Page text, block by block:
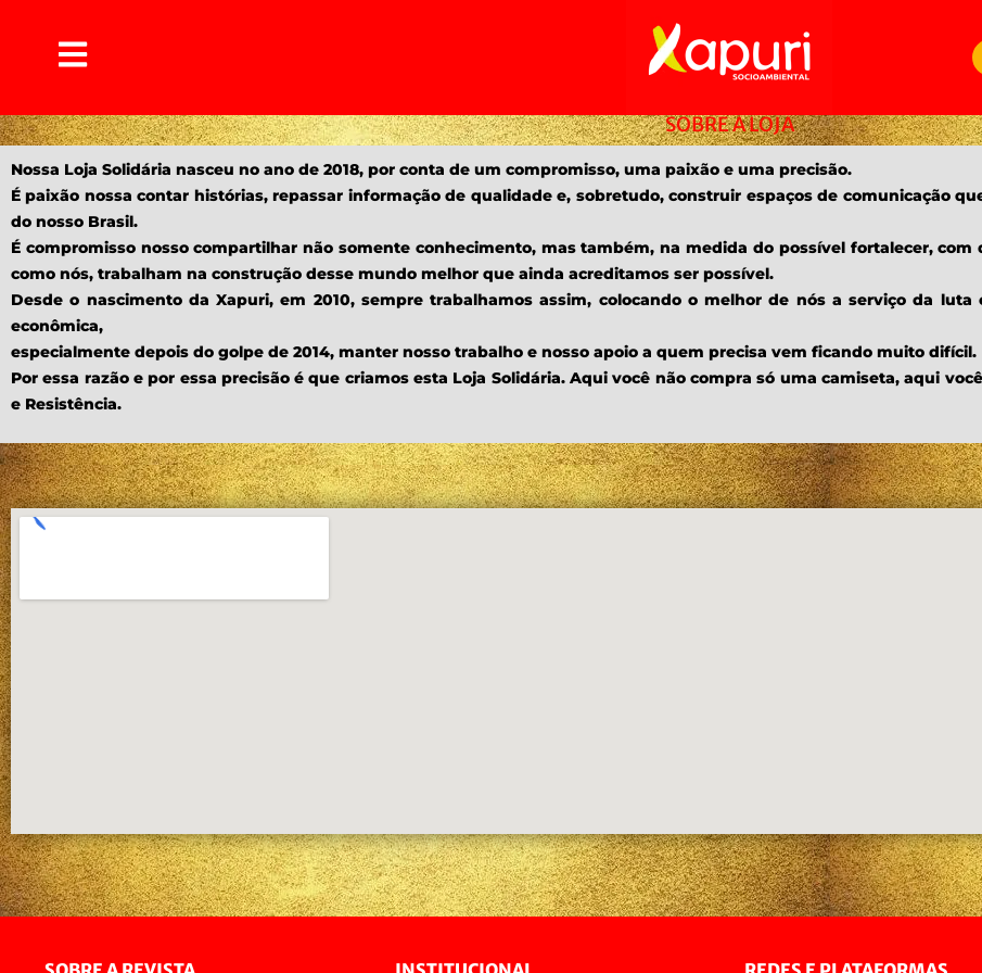
SOBRE A LOJA
Nossa Loja Solidária nasceu no ano de 2018, por conta de um compromisso, uma paixão e uma precisão.
É paixão nossa contar histórias, repassar informação de qualidade e, sobretudo, construir espaços de comunicação
do nosso Brasil.
É compromisso nosso compartilhar não somente conhecimento, mas também, na medida do possível fortalecer,
como nós, trabalham na construção desse mundo melhor que ainda acreditamos ser possível.
Desde o nascimento da Xapuri, em 2010, sempre trabalhamos assim, colocando o melhor de nós a serviço da
econômica,
especialmente depois do golpe de 2014, manter nosso trabalho e nosso apoio a quem precisa vem ficando muito difícil.
Por essa razão e por essa precisão é que criamos esta Loja Solidária. Aqui você não compra só uma camiseta, aqui
e Resistência.